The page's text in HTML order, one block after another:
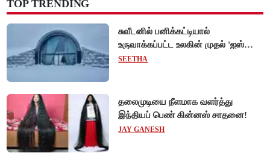
TOP TRENDING
சுவீடனில் பனிக்கட்டியால்
உருவாக்கப்பட்ட உலகின் முதல் 'ஐஸ்
ஓட்டல்'!
SEETHA
தலைமுடியை நீளமாக வளர்த்து
இந்தியப் பெண் கின்னஸ் சாதனை!
JAY GANESH